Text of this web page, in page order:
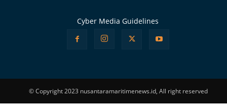
Cyber Media Guidelines
© Copyright 2023 nusantaramaritimenews.id, All right reserved